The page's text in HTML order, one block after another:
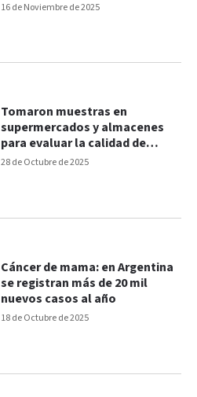
16 de Noviembre de 2025
28 de Octubre de 2025
Tomaron muestras en
supermercados y almacenes
para evaluar la calidad de
yodación de la sal
18 de Octubre de 2025
Cáncer de mama: en Argentina
se registran más de 20 mil
nuevos casos al año